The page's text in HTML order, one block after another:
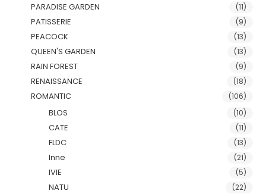
PARADISE GARDEN (11)
PATISSERIE (9)
PEACOCK (13)
QUEEN'S GARDEN (13)
RAIN FOREST (9)
RENAISSANCE (18)
ROMANTIC (106)
BLOS (10)
CATE (11)
FLDC (13)
Inne (21)
IVIE (5)
NATU (22)